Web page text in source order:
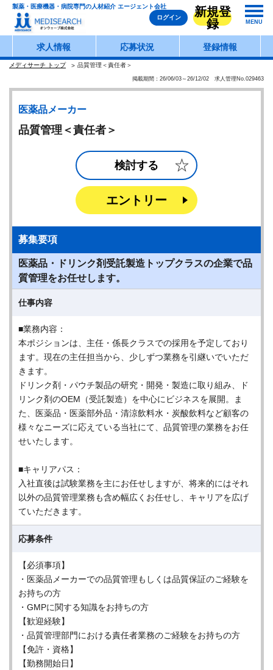
製薬・医療機器・病院専門の人材紹介 エージェント会社
ログイン
新規登
録
MENU
求人情報 応募状況 登録情報
メディサーチ トップ 品質管理＜責任者＞
掲載期間：26/06/03～26/12/02 求人管理No.029463
医薬品メーカー
品質管理＜責任者＞
検討する
エントリー
募集要項
医薬品・ドリンク剤受託製造トップクラスの企業で品
質管理をお任せします。
仕事内容
■業務内容：
本ポジションは、主任・係長クラスでの採用を予定しており
ます。現在の主任担当から、少しずつ業務を引継いでいただ
きます。
ドリンク剤・パウチ製品の研究・開発・製造に取り組み、ド
リンク剤のOEM（受託製造）を中心にビジネスを展開。ま
た、医薬品・医薬部外品・清涼飲料水・炭酸飲料など顧客の
様々なニーズに応えている当社にて、品質管理の業務をお任
せいたします。
■キャリアパス：
入社直後は試験業務を主にお任せしますが、将来的にはそれ
以外の品質管理業務も含め幅広くお任せし、キャリアを広げ
ていただきます。
応募条件
【必須事項】
・医薬品メーカーでの品質管理もしくは品質保証のご経験を
お持ちの方
・GMPに関する知識をお持ちの方
【歓迎経験】
・品質管理部門における責任者業務のご経験をお持ちの方
【免許・資格】
【勤務開始日】